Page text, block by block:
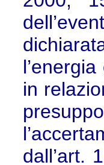
in
dall’art.